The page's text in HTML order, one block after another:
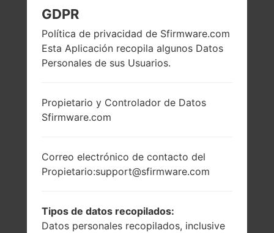
GDPR
Política de privacidad de Sfirmware.com
Esta Aplicación recopila algunos Datos
Personales de sus Usuarios.
Propietario y Controlador de Datos
Sfirmware.com
Correo electrónico de contacto del
Propietario:support@sfirmware.com
Tipos de datos recopilados:
Datos personales recopilados, inclusive